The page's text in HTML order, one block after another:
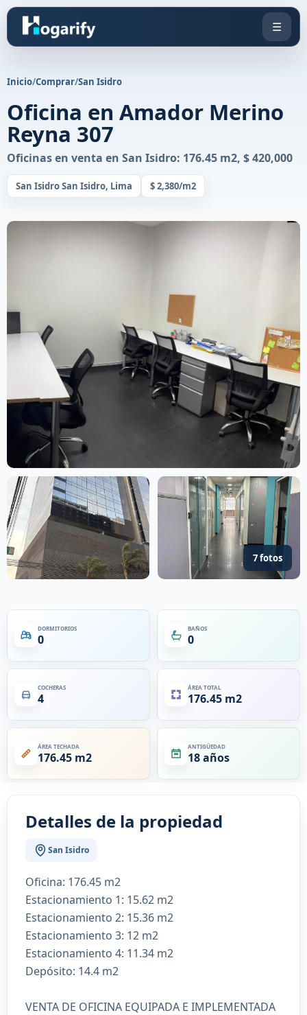
☰
Inicio/Comprar/San Isidro
Oficina en Amador Merino
Reyna 307
Oficinas en venta en San Isidro: 176.45 m2, $ 420,000
San Isidro San Isidro, Lima $ 2,380/m2
7 fotos
DORMITORIOS
0
BAÑOS
0
COCHERAS
4
ÁREA TOTAL
176.45 m2
ÁREA TECHADA
176.45 m2
ANTIGÜEDAD
18 años
Detalles de la propiedad
San Isidro
Oficina: 176.45 m2
Estacionamiento 1: 15.62 m2
Estacionamiento 2: 15.36 m2
Estacionamiento 3: 12 m2
Estacionamiento 4: 11.34 m2
Depósito: 14.4 m2
VENTA DE OFICINA EQUIPADA E IMPLEMENTADA